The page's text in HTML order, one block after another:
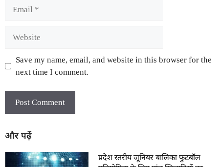
Save my name, email, and website in this browser for the
next time I comment.
और पढ़ें
प्रदेश स्तरीय जूनियर बालिका फुटबॉल